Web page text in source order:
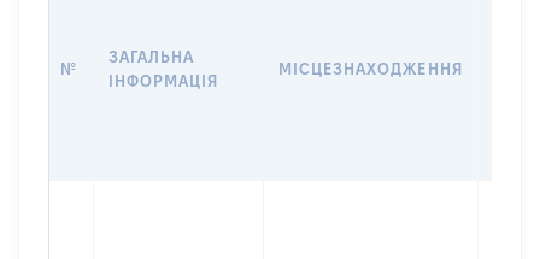
№
ЗАГАЛЬНА
ІНФОРМАЦІЯ
МІСЦЕЗНАХОДЖЕННЯ